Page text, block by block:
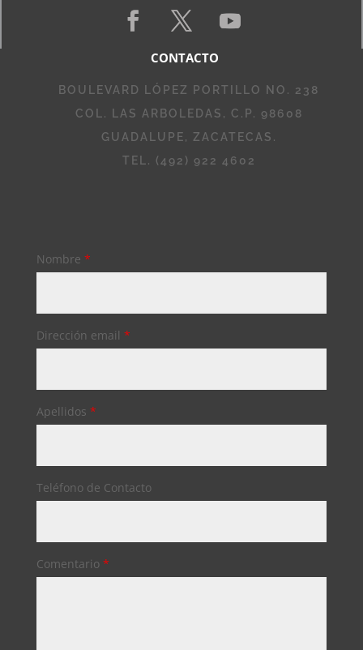
CONTACTO
BOULEVARD LÓPEZ PORTILLO NO. 238
COL. LAS ARBOLEDAS, C.P. 98608
GUADALUPE, ZACATECAS.
TEL. (492) 922 4602
Nombre *
Dirección email *
Apellidos *
Teléfono de Contacto
Comentario *